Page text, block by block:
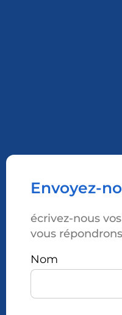
Envoyez-
écrivez-nous
vous
Nom